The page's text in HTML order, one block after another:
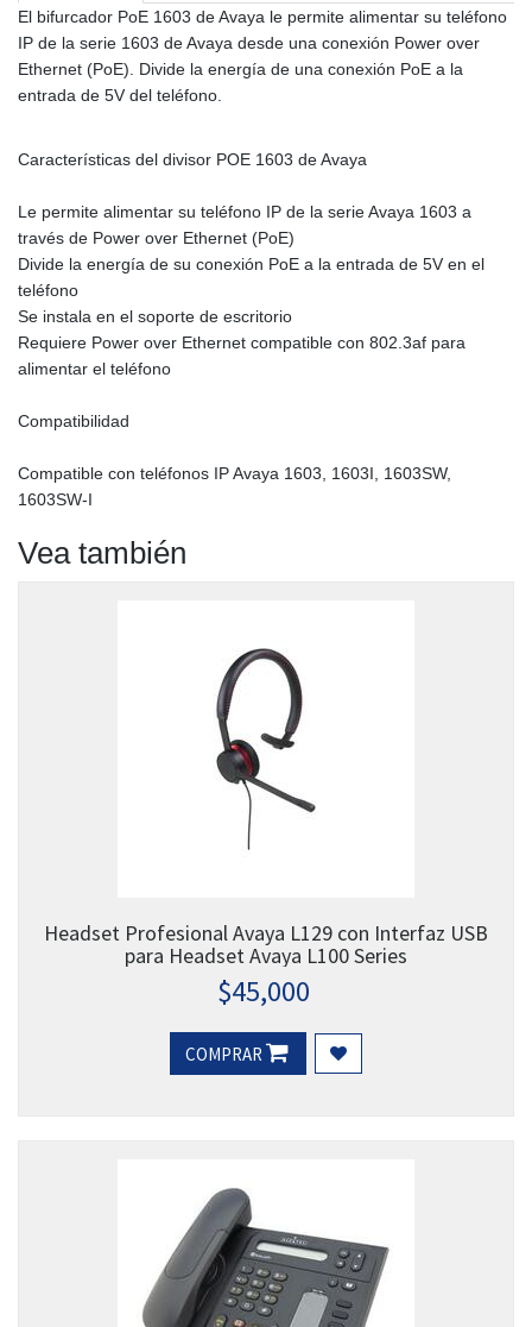
El bifurcador PoE 1603 de Avaya le permite alimentar su teléfono
IP de la serie 1603 de Avaya desde una conexión Power over
Ethernet (PoE). Divide la energía de una conexión PoE a la
entrada de 5V del teléfono.
Características del divisor POE 1603 de Avaya
Le permite alimentar su teléfono IP de la serie Avaya 1603 a
través de Power over Ethernet (PoE)
Divide la energía de su conexión PoE a la entrada de 5V en el
teléfono
Se instala en el soporte de escritorio
Requiere Power over Ethernet compatible con 802.3af para
alimentar el teléfono
Compatibilidad
Compatible con teléfonos IP Avaya 1603, 1603I, 1603SW,
1603SW-I
Vea también
Headset Profesional Avaya L129 con Interfaz USB
para Headset Avaya L100 Series
$45,000
COMPRAR